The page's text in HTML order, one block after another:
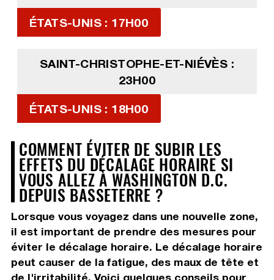
ÉTATS-UNIS : 17H00
SAINT-CHRISTOPHE-ET-NIÉVÈS :
23H00
ÉTATS-UNIS : 18H00
COMMENT ÉVITER DE SUBIR LES
EFFETS DU DÉCALAGE HORAIRE SI
VOUS ALLEZ À WASHINGTON D.C.
DEPUIS BASSETERRE ?
Lorsque vous voyagez dans une nouvelle zone,
il est important de prendre des mesures pour
éviter le décalage horaire. Le décalage horaire
peut causer de la fatigue, des maux de tête et